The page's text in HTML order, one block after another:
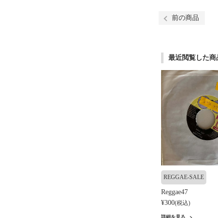
前の商品
最近閲覧した商
REGGAE-SALE
Reggae47
¥300(税込)
詳細を見る